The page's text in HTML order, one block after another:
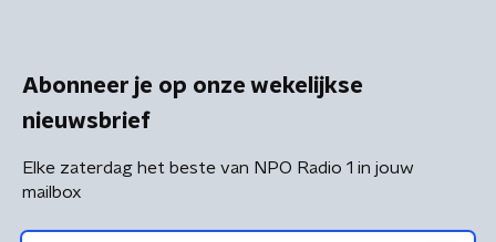
Abonneer je op onze wekelijkse
nieuwsbrief
Elke zaterdag het beste van NPO Radio 1 in jouw
mailbox